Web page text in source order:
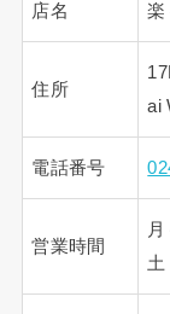
店名 楽
住所
ai
電話番号
営業時間
土